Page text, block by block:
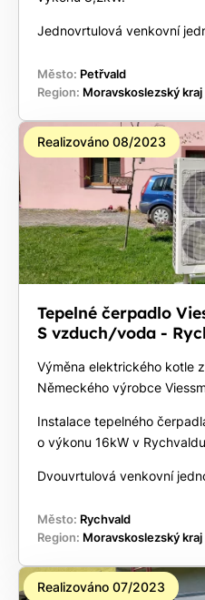
Jednovrtulová venkovní
Město: Petřvald
Region: Moravskoslezský kraj
Realizováno 08/2023
Tepelné čerpadlo
S vzduch/voda -
Výměna elektrického kotle
Německého výrobce
Instalace tepelného
o výkonu 16kW v
Dvouvrtulová venkovní
Město: Rychvald
Region: Moravskoslezský kraj
Realizováno 07/2023